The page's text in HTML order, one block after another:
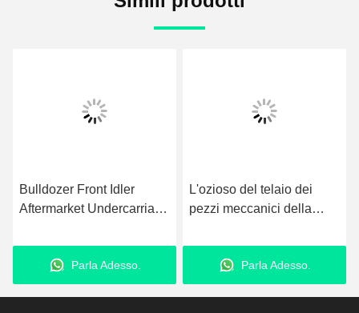
Bulldozer Front Idler
Aftermarket Undercarriage
SD22
Parla Adesso.
L'ozioso del telaio dei
pezzi meccanici della
personalizzato
Parla Adesso.